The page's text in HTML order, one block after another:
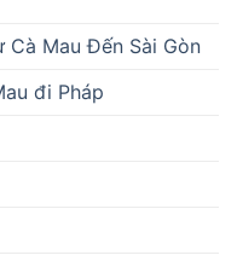
Cà Mau Đến Sài Gòn
đi Pháp